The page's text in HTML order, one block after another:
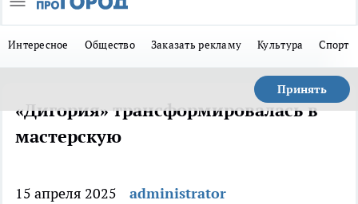
Интересное Общество Заказать рекламу Культура Спорт
Принять
«Дигория» трансформировалась в
мастерскую
15 апреля 2025 administrator